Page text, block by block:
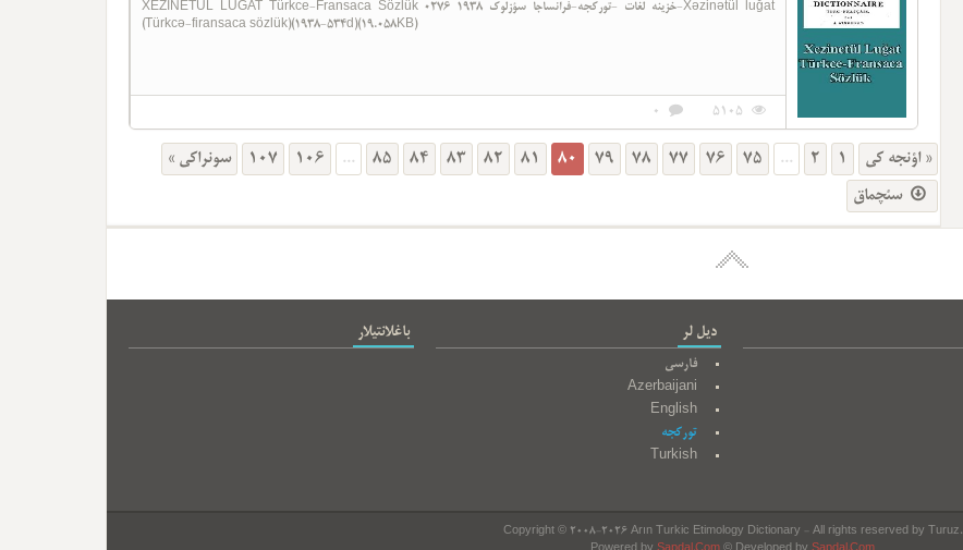
XEZINETÜL LUĞAT Türkce-Fransaca Sözlük خزینه لغات -تورکجه-فرانساجا سؤزلوک 1938 0276-Xəzinətül luğat
(Türkcə-firansaca sözlük)(1938-534d)(19.058KB)
5105
0
« اؤنجه کی 1
2
...
75
76
77
78
79
80
81
82
83
84
85
...
106
107 سونراکی »
سئچماق
باغلانتیلار دیل لر
فارسی
Azerbaijani
English
تورکجه
Turkish
Copyright © 2008-2026 Arın Turkic Etimology Dictionary - All rights reserved by Turuz.